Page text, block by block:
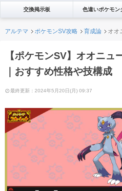
交換掲示板 色違いポケモン
アルテマ ポケモンSV攻略 育成論 オオ
【ポケモンSV】オオニュ
｜おすすめ性格や技構成
最終更新：2024年5月20日(月) 09:37